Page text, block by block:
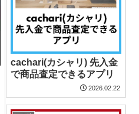
cachari(カシャリ) 先入金
で商品査定できるアプリ
2026.02.22